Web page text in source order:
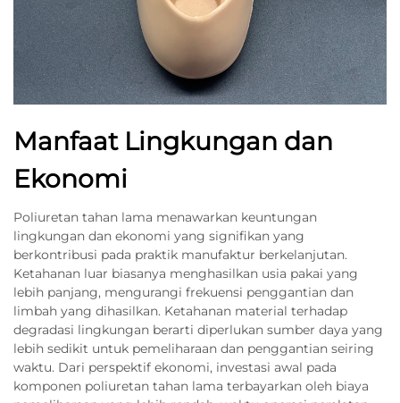
Manfaat Lingkungan dan
Ekonomi
Poliuretan tahan lama menawarkan keuntungan
lingkungan dan ekonomi yang signifikan yang
berkontribusi pada praktik manufaktur berkelanjutan.
Ketahanan luar biasanya menghasilkan usia pakai yang
lebih panjang, mengurangi frekuensi penggantian dan
limbah yang dihasilkan. Ketahanan material terhadap
degradasi lingkungan berarti diperlukan sumber daya yang
lebih sedikit untuk pemeliharaan dan penggantian seiring
waktu. Dari perspektif ekonomi, investasi awal pada
komponen poliuretan tahan lama terbayarkan oleh biaya